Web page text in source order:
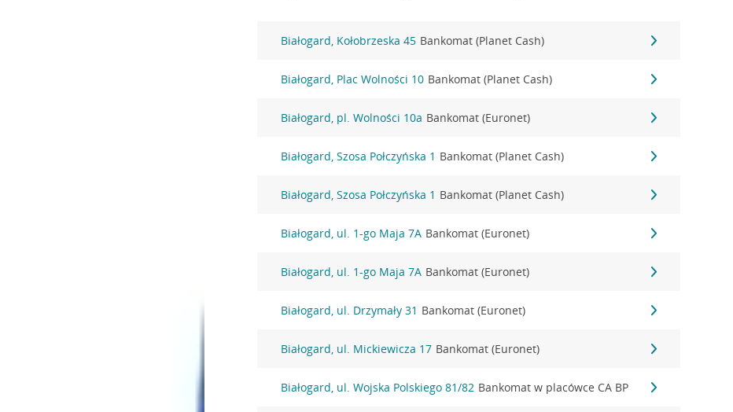
Białogard, Kołobrzeska 45 Bankomat (Planet Cash)
Białogard, Plac Wolności 10 Bankomat (Planet Cash)
Białogard, pl. Wolności 10a Bankomat (Euronet)
Białogard, Szosa Połczyńska 1 Bankomat (Planet Cash)
Białogard, Szosa Połczyńska 1 Bankomat (Planet Cash)
Białogard, ul. 1-go Maja 7A Bankomat (Euronet)
Białogard, ul. 1-go Maja 7A Bankomat (Euronet)
Białogard, ul. Drzymały 31 Bankomat (Euronet)
Białogard, ul. Mickiewicza 17 Bankomat (Euronet)
Białogard, ul. Wojska Polskiego 81/82 Bankomat w placówce CA BP